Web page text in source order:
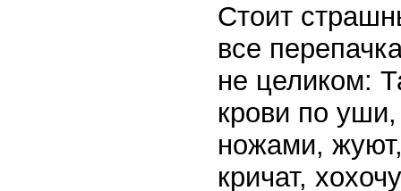
Стоит
все
не целиком:
крови по
ножами,
кричат,